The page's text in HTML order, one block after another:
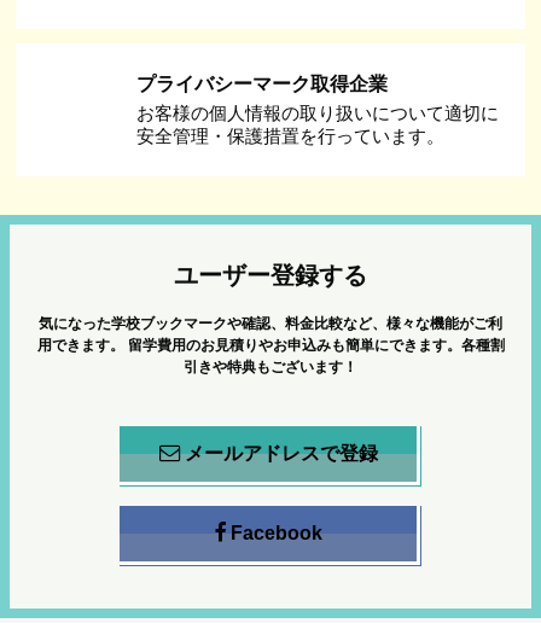
プライバシーマーク取得企業
お客様の個人情報の取り扱いについて適切に
安全管理・保護措置を行っています。
ユーザー登録する
気になった学校ブックマークや確認、料金比較など、様々な機能がご利
用できます。
留学費用のお見積りやお申込みも簡単にできます。各種割
引きや特典もございます！
メールアドレスで登録
Facebook